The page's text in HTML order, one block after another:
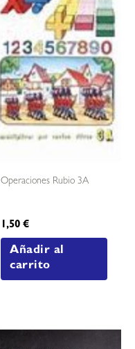
Operaciones Rubio 3A
1,50€
Añadir al
carrito